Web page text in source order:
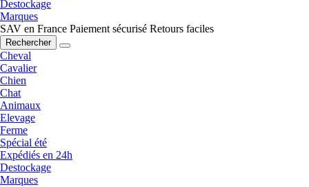
Destockage
Marques
SAV en France Paiement sécurisé Retours faciles
Rechercher
Cheval
Cavalier
Chien
Chat
Animaux
Elevage
Ferme
Spécial été
Expédiés en 24h
Destockage
Marques